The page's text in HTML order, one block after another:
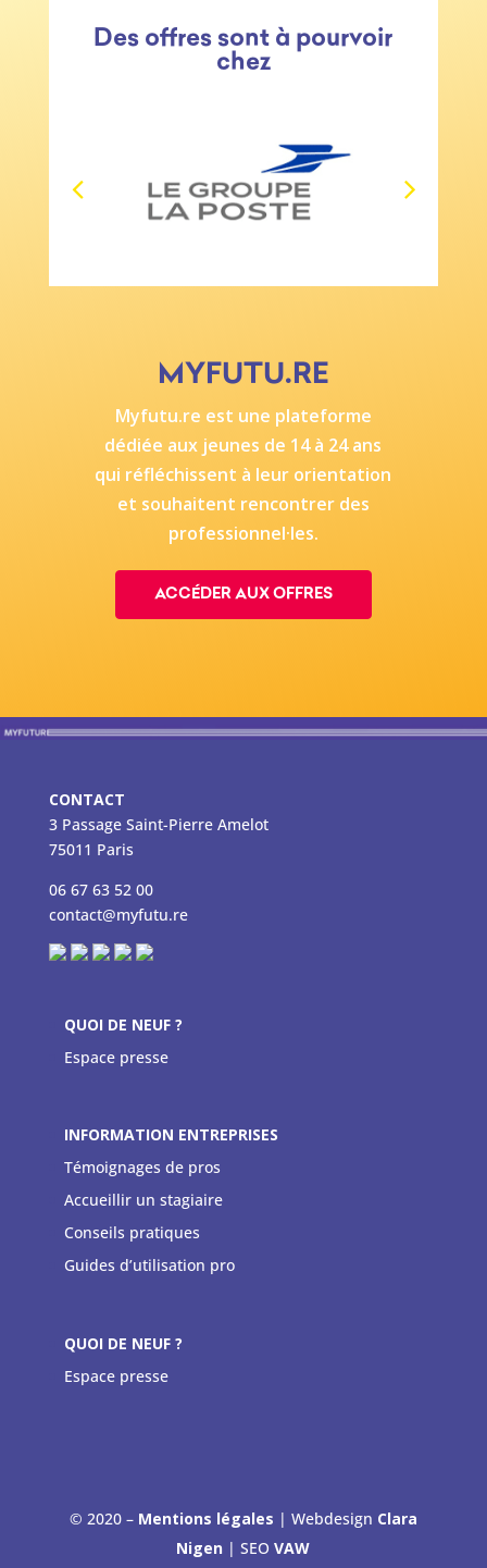
Des offres sont à pourvoir
chez
MYFUTU.RE
Myfutu.re est une plateforme
dédiée aux jeunes de 14 à 24 ans
qui réfléchissent à leur orientation
et souhaitent rencontrer des
professionnel·les.
ACCÉDER AUX OFFRES
CONTACT
3 Passage Saint-Pierre Amelot
75011 Paris
06 67 63 52 00
contact@myfutu.re
QUOI DE NEUF ?
Espace presse
INFORMATION ENTREPRISES
Témoignages de pros
Accueillir un stagiaire
Conseils pratiques
Guides d’utilisation pro
QUOI DE NEUF ?
Espace presse
© 2020 – Mentions légales | Webdesign Clara
Nigen | SEOVAW